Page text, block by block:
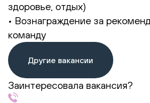
здоровье, отдых)
• Вознаграждение за
команду
Другие вакансии
Заинтересовала вакансия?